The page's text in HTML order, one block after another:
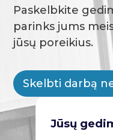
Paskelbkite
parinks jums
jūsų poreikius.
Skelbti darbą
Jūsų